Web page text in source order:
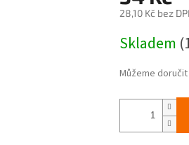
28,10 Kč bez
cena:
Skladem
Můžeme